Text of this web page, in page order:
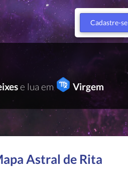
Cadastre-se
e lua em Virgem
Astral de Rita